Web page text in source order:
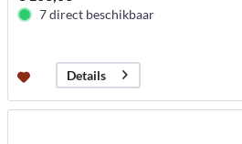
7 direct beschikbaar
Details